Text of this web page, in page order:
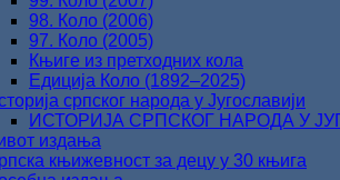
98. Коло (2006)
97. Коло (2005)
Књиге из претходних кола
Едиција Коло (1892‒2025)
српског народа у Југославији
ИСТОРИЈА СРПСКОГ НАРОДА У
издања
књижевност за децу у 30 књига